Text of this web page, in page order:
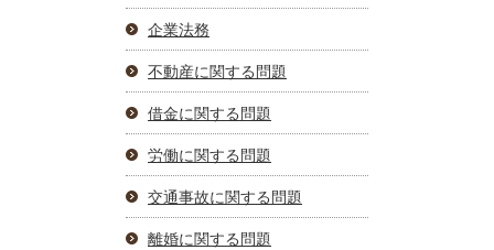
企業法務
不動産に関する問題
借金に関する問題
労働に関する問題
交通事故に関する問題
離婚に関する問題